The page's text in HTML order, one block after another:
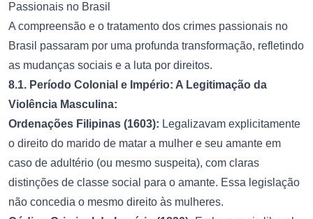
Passionais no Brasil
A compreensão e o tratamento dos crimes passionais no
Brasil passaram por uma profunda transformação, refletindo
as mudanças sociais e a luta por direitos.
8.1. Período Colonial e Império: A Legitimação da
Violência Masculina:
Ordenações Filipinas (1603): Legalizavam explicitamente
o direito do marido de matar a mulher e seu amante em
caso de adultério (ou mesmo suspeita), com claras
distinções de classe social para o amante. Essa legislação
não concedia o mesmo direito às mulheres.